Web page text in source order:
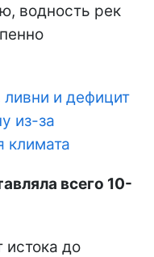
водность рек
и дефицит
из-за
климата
всего 10-
истока до